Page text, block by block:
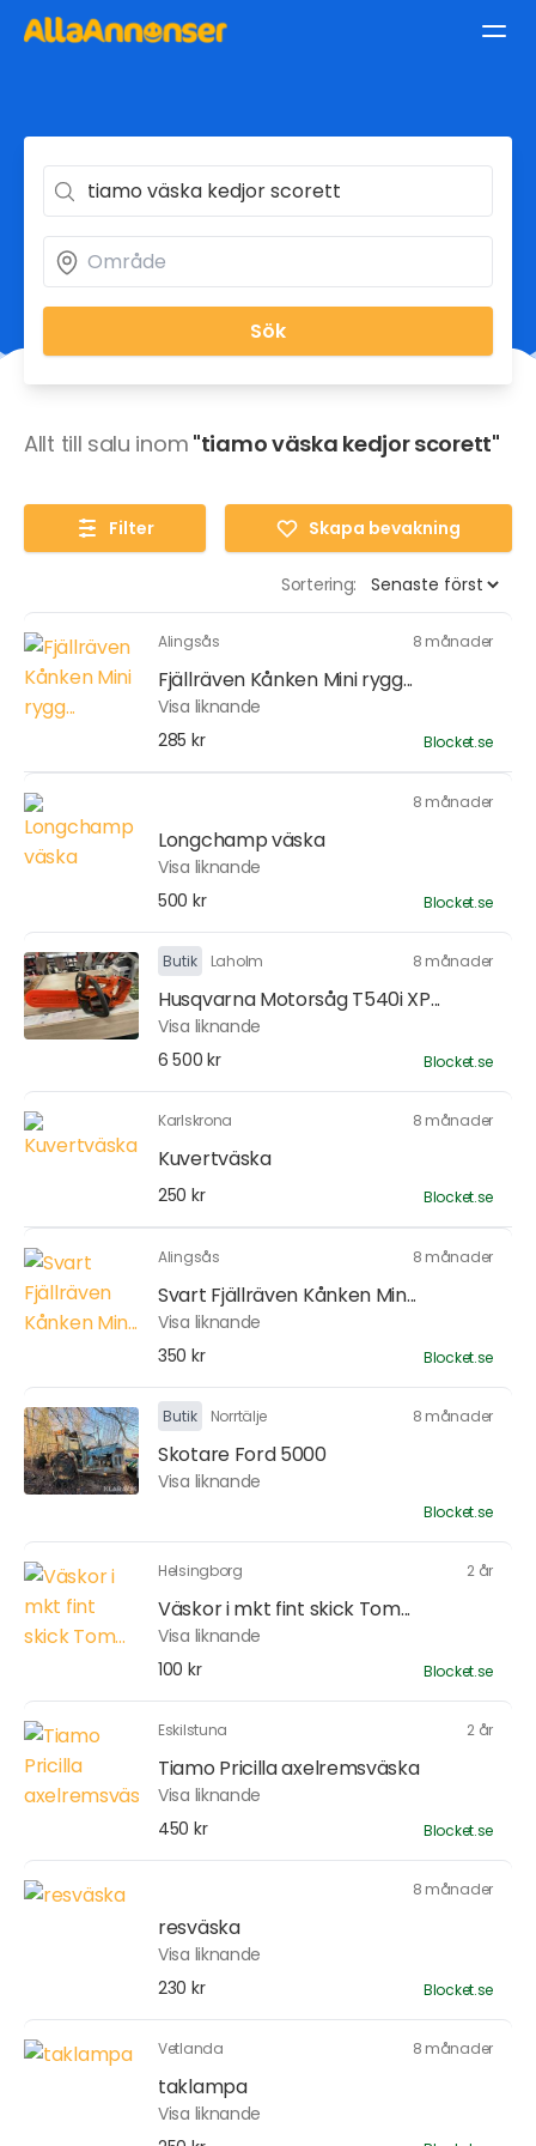
Sök
Allt till salu inom "tiamo väska kedjor scorett"
Filter Skapa bevakning
Sortering:
Alingsås 8 månader
Fjällräven Kånken Mini rygg...
Visa liknande
285 kr
Blocket.se
8 månader
Longchamp väska
Visa liknande
500 kr
Blocket.se
Butik Laholm 8 månader
Husqvarna Motorsåg T540i XP...
Visa liknande
6 500 kr
Blocket.se
Karlskrona 8 månader
Kuvertväska
250 kr Blocket.se
Alingsås 8 månader
Svart Fjällräven Kånken Min...
Visa liknande
350 kr
Blocket.se
Butik Norrtälje 8 månader
Skotare Ford 5000
Visa liknande
Blocket.se
Helsingborg 2 år
Väskor i mkt fint skick Tom...
Visa liknande
100 kr
Blocket.se
Eskilstuna 2 år
Tiamo Pricilla axelremsväska
Visa liknande
450 kr
Blocket.se
8 månader
resväska
Visa liknande
230 kr
Blocket.se
Vetlanda 8 månader
taklampa
Visa liknande